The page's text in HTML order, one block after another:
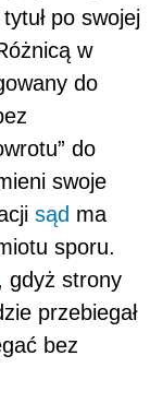
po swojej
w
do
do
swoje
sąd ma
sporu.
gdyż strony
przebiegał
bez